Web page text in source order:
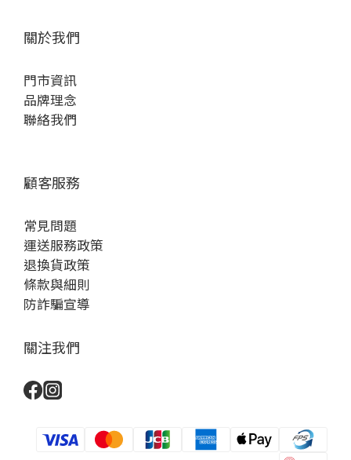
關於我們
門市資訊
品牌理念
聯絡我們
顧客服務
常見問題
運送服務政策
退換貨政策
條款與細則
防詐騙宣導
關注我們